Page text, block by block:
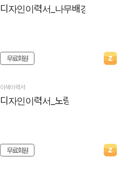
디자인이력서_나무배경
무료회원
이색이력서
디자인이력서_노랑
무료회원